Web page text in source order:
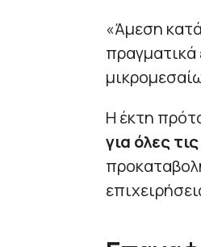
«Άμεση
Η έκτη
για όλες